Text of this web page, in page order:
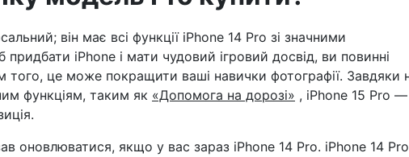
він має всі функції iPhone 14 Pro зі значними
iPhone і мати чудовий ігровий досвід, ви повинні
того, це може покращити ваші навички фотографії. Завдяки
функціям, таким як «Допомога на дорозі» , iPhone 15 Pro
оновлюватися, якщо у вас зараз iPhone 14 Pro. iPhone 14